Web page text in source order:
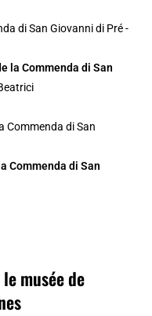
la Commenda di San
Commenda di San
musée de